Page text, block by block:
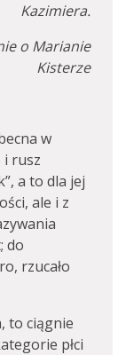
Kazimiera.
o Marianie
Kisterze
w
i rusz
a to dla jej
ale i z
do
rzucało
to ciągnie
płci